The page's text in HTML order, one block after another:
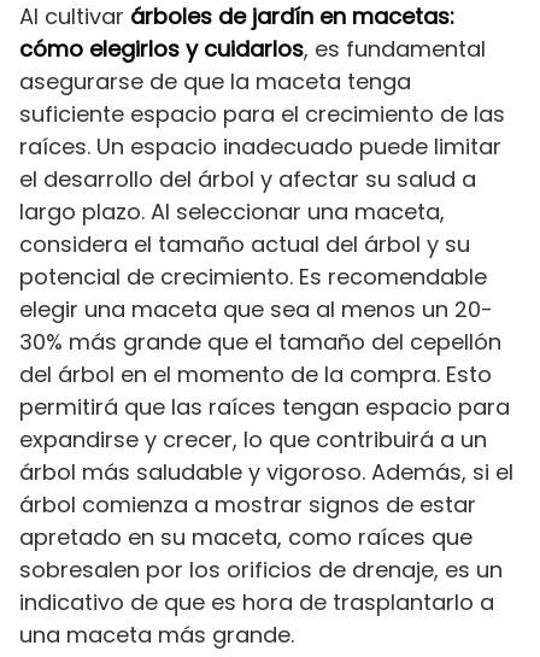
Al cultivar árboles de jardín en macetas:
cómo elegirlos y cuidarlos, es fundamental
asegurarse de que la maceta tenga
suficiente espacio para el crecimiento de las
raíces. Un espacio inadecuado puede limitar
el desarrollo del árbol y afectar su salud a
largo plazo. Al seleccionar una maceta,
considera el tamaño actual del árbol y su
potencial de crecimiento. Es recomendable
elegir una maceta que sea al menos un 20-
30% más grande que el tamaño del cepellón
del árbol en el momento de la compra. Esto
permitirá que las raíces tengan espacio para
expandirse y crecer, lo que contribuirá a un
árbol más saludable y vigoroso. Además, si el
árbol comienza a mostrar signos de estar
apretado en su maceta, como raíces que
sobresalen por los orificios de drenaje, es un
indicativo de que es hora de trasplantarlo a
una maceta más grande.